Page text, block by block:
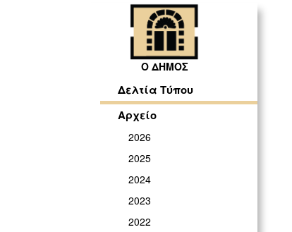
Ο ΔΗΜΟΣ
Δελτία Τύπου
Αρχείο
2026
2025
2024
2023
2022